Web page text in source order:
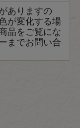
ありますの
が変化する場
品をご覧にな
までお問い合